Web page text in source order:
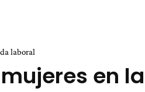
laboral
en